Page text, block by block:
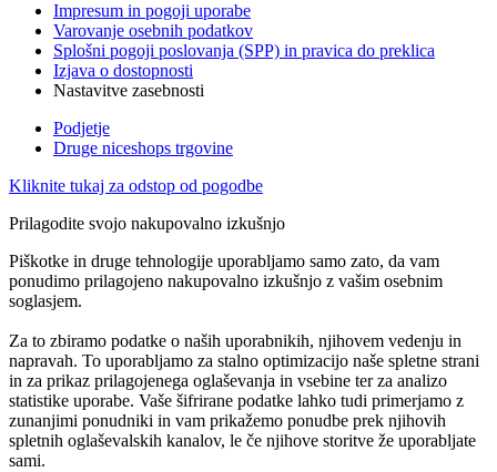
Impresum in pogoji uporabe
Varovanje osebnih podatkov
Splošni pogoji poslovanja (SPP) in pravica do preklica
Izjava o dostopnosti
Nastavitve zasebnosti
Podjetje
Druge niceshops trgovine
Kliknite tukaj za odstop od pogodbe
Prilagodite svojo nakupovalno izkušnjo
Piškotke in druge tehnologije uporabljamo samo zato, da vam
ponudimo prilagojeno nakupovalno izkušnjo z vašim osebnim
soglasjem.
Za to zbiramo podatke o naših uporabnikih, njihovem vedenju in
napravah. To uporabljamo za stalno optimizacijo naše spletne strani
in za prikaz prilagojenega oglaševanja in vsebine ter za analizo
statistike uporabe. Vaše šifrirane podatke lahko tudi primerjamo z
zunanjimi ponudniki in vam prikažemo ponudbe prek njihovih
spletnih oglaševalskih kanalov, le če njihove storitve že uporabljate
sami.